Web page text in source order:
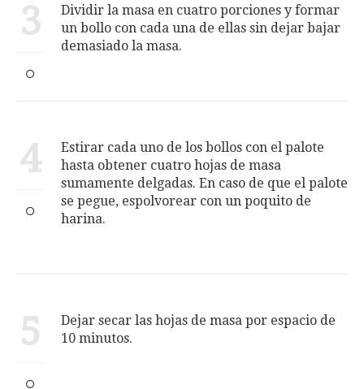
3
Dividir la masa en cuatro porciones y formar
un bollo con cada una de ellas sin dejar bajar
demasiado la masa.
4
Estirar cada uno de los bollos con el palote
hasta obtener cuatro hojas de masa
sumamente delgadas. En caso de que el palote
se pegue, espolvorear con un poquito de
harina.
5
Dejar secar las hojas de masa por espacio de
10 minutos.